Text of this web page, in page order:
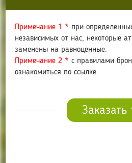
Примечание 1 * при
независимых от нас, некоторые
заменены на равноценные.
Примечание 2 * с правилами
ознакомиться по ссылке.
Заказать